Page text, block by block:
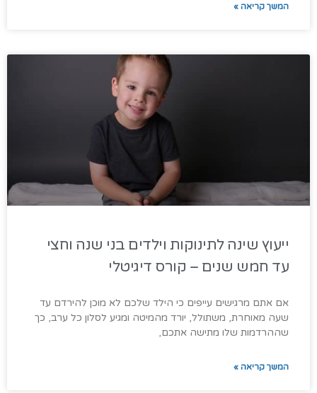
המשך קריאה »
ייעוץ שינה לתינוקות וילדים בני שנה וחצי
עד חמש שנים – קורס דיגיטלי
אם אתם מרגישים עייפים כי הילד שלכם לא מוכן להירדם עד
שעה מאוחרת, משתולל, יורד מהמיטה ומגיע לסלון כל ערב, כך
שההרדמות שלו מתישה אתכם,
המשך קריאה »